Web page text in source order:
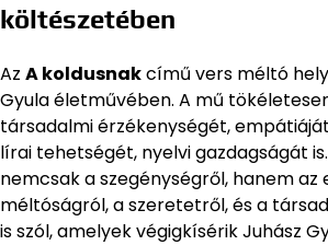
költészetében
Az A koldusnakcímű vers méltó
Gyula életművében. A mű
társadalmi érzékenységét,
lírai tehetségét, nyelvi gazdagságát
nemcsak a szegénységről, hanem az
méltóságról, a szeretetről, és a
is szól, amelyek végigkísérik Juhász